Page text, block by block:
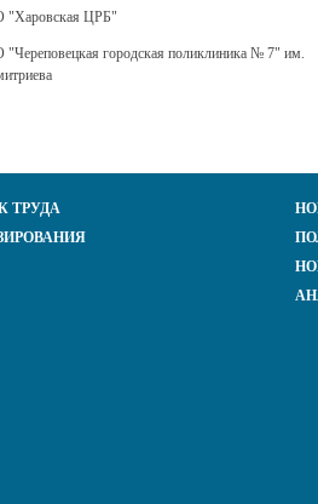
ЦРБ"
городская поликлиника № 7" им.
ТРУДА